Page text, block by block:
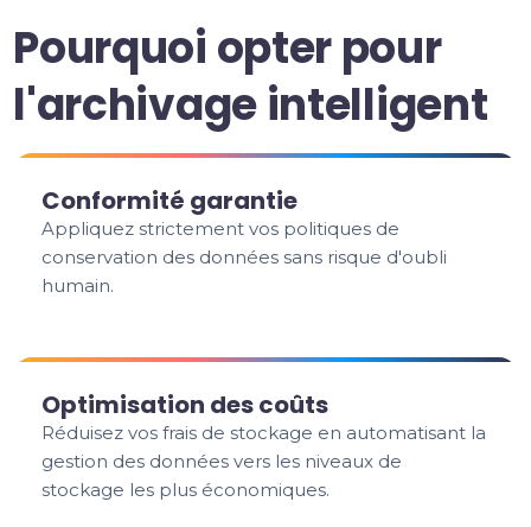
Pourquoi opter pour
l'archivage intelligent
Conformité garantie
Appliquez strictement vos politiques de
conservation des données sans risque d'oubli
humain.
Optimisation des coûts
Réduisez vos frais de stockage en automatisant la
gestion des données vers les niveaux de
stockage les plus économiques.